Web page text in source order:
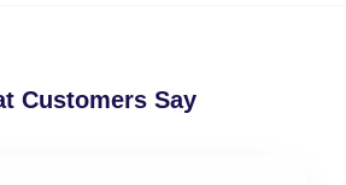
Customers Say